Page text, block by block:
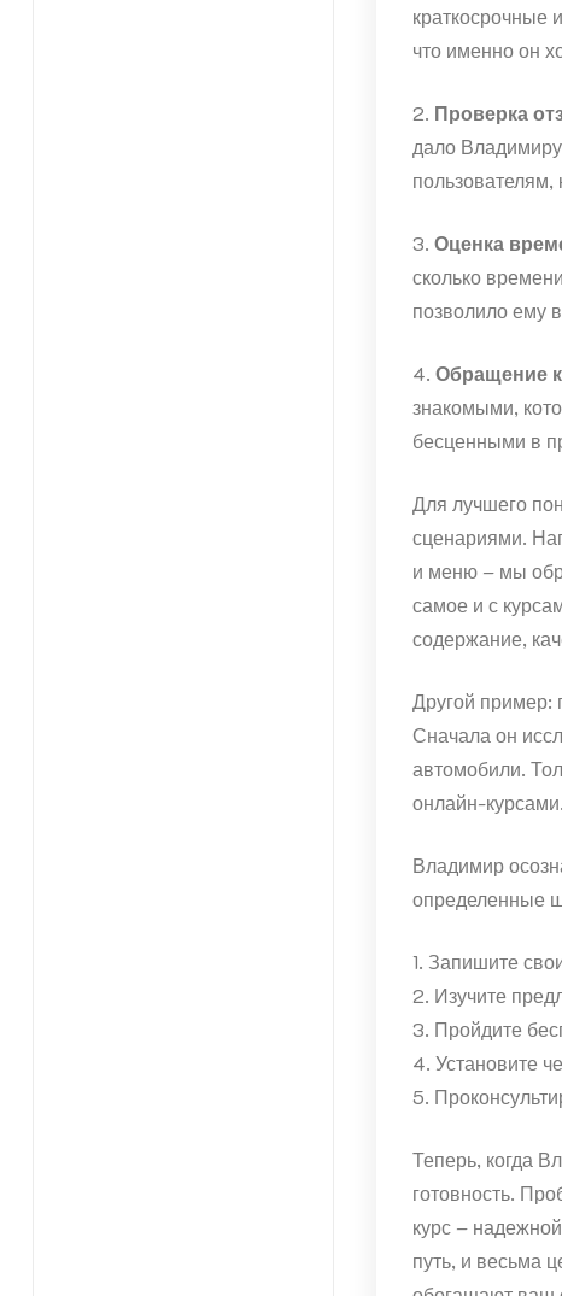
краткосрочные
что именно он
2. Проверка
дало
пользователям,
3. Оценка
сколько
позволило ему
4. Обращение
знакомыми,
бесценными в
Для лучшего
сценариями.
и меню – мы
самое и с
содержание,
Другой пример:
Сначала он
автомобили.
онлайн-курсами.
Владимир
определенные
1. Запишите
2. Изучите
3. Пройдите
4. Установите
5.
Теперь, когда
готовность.
курс –
путь, и весьма